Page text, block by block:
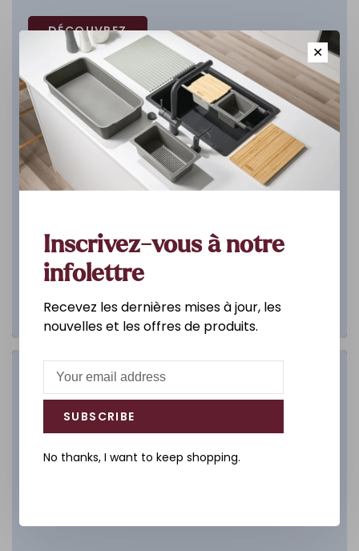
DÉCOUVREZ
Salle de bain
DÉCOUVREZ
✕
Inscrivez-vous à notre
infolettre
Recevez les dernières mises à jour, les
nouvelles et les offres de produits.
SUBSCRIBE
No thanks, I want to keep shopping.